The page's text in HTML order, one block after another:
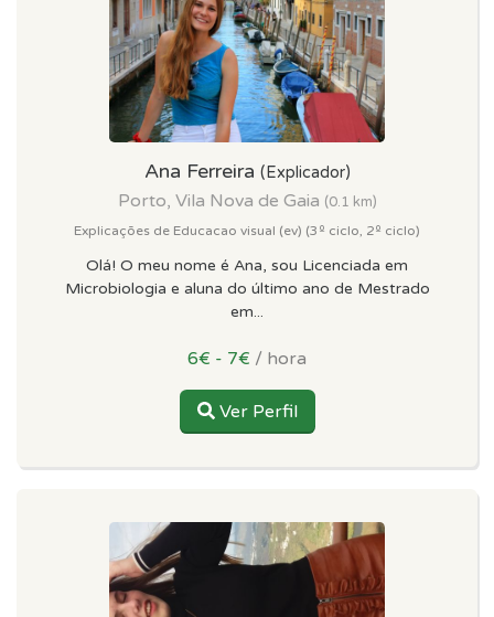
Ana Ferreira (Explicador)
Porto, Vila Nova de Gaia (0.1 km)
Explicações de Educacao visual (ev) (3º ciclo, 2º ciclo)
Olá! O meu nome é Ana, sou Licenciada em
Microbiologia e aluna do último ano de Mestrado
em...
6€ - 7€ / hora
Ver Perfil